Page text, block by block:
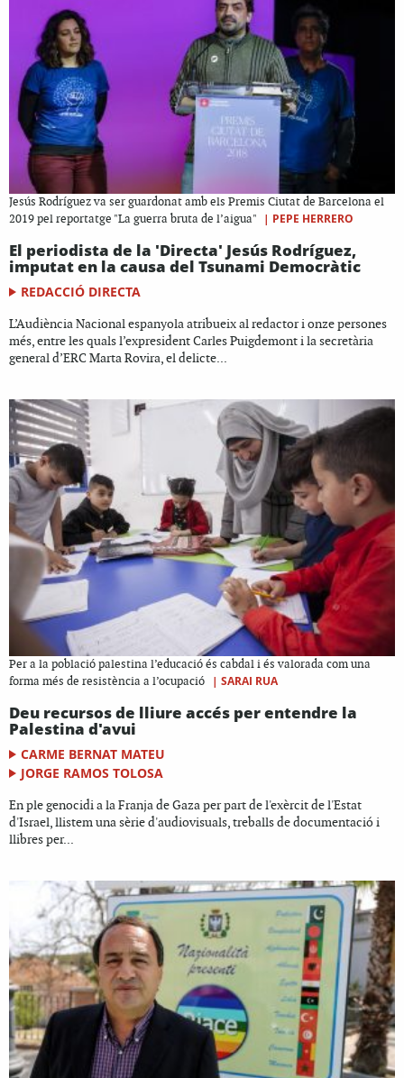
Jesús Rodríguez va ser guardonat amb els Premis Ciutat de Barcelona el
2019 pel reportatge "La guerra bruta de l’aigua"
| PEPE HERRERO
El periodista de la 'Directa' Jesús Rodríguez,
imputat en la causa del Tsunami Democràtic
REDACCIÓ DIRECTA
L’Audiència Nacional espanyola atribueix al redactor i onze persones
més, entre les quals l’expresident Carles Puigdemont i la secretària
general d’ERC Marta Rovira, el delicte...
Per a la població palestina l’educació és cabdal i és valorada com una
forma més de resistència a l’ocupació
| SARAI RUA
Deu recursos de lliure accés per entendre la
Palestina d'avui
CARME BERNAT MATEU
JORGE RAMOS TOLOSA
En ple genocidi a la Franja de Gaza per part de l'exèrcit de l'Estat
d'Israel, llistem una sèrie d'audiovisuals, treballs de documentació i
llibres per...